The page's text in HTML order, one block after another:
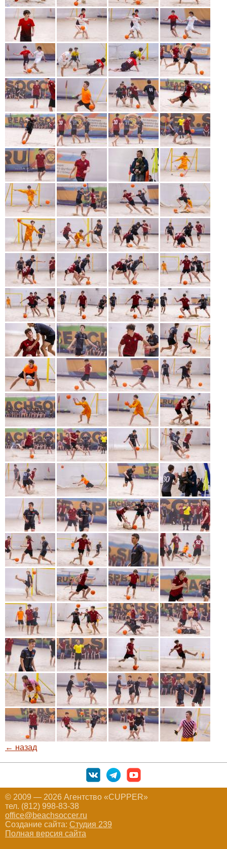
← назад
© 2009 — 2026 Агентство «CUPPER»
тел. (812) 998-83-38
office@beachsoccer.ru
Создание сайта: Студия 239
Полная версия сайта